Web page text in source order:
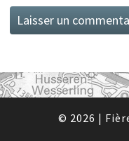
© 2026 |